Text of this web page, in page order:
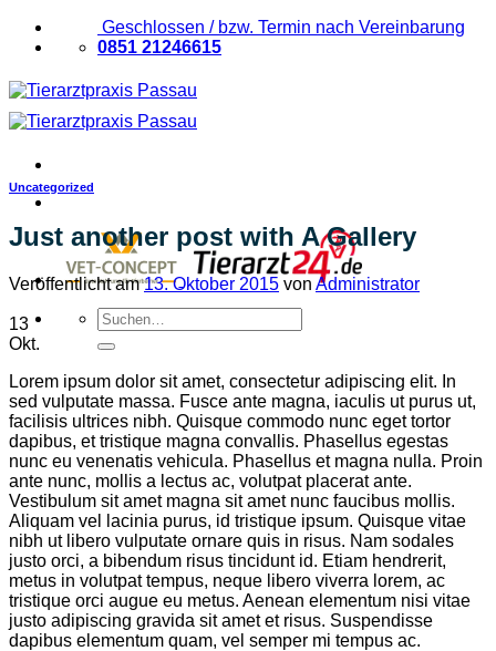
Zum
Inhalt
Geschlossen / bzw. Termin nach Vereinbarung
0851 21246615
Suchen
nach:
Uncategorized
Just another post with A Gallery
Veröffentlicht am13. Oktober 2015 von Administrator
13
Okt.
Lorem ipsum dolor sit amet, consectetur adipiscing elit. In
sed vulputate massa. Fusce ante magna, iaculis ut purus ut,
facilisis ultrices nibh. Quisque commodo nunc eget tortor
dapibus, et tristique magna convallis. Phasellus egestas
nunc eu venenatis vehicula. Phasellus et magna nulla. Proin
ante nunc, mollis a lectus ac, volutpat placerat ante.
Vestibulum sit amet magna sit amet nunc faucibus mollis.
Aliquam vel lacinia purus, id tristique ipsum. Quisque vitae
nibh ut libero vulputate ornare quis in risus. Nam sodales
justo orci, a bibendum risus tincidunt id. Etiam hendrerit,
metus in volutpat tempus, neque libero viverra lorem, ac
tristique orci augue eu metus. Aenean elementum nisi vitae
justo adipiscing gravida sit amet et risus. Suspendisse
dapibus elementum quam, vel semper mi tempus ac.